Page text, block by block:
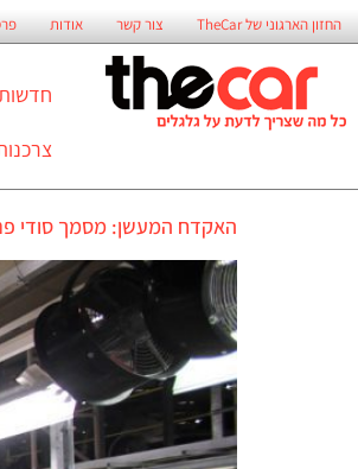
החזון הארגוני של TheCar צור קשר אודות
האקדח המעשן: מסמך סודי פנימי של רנו מוכיח